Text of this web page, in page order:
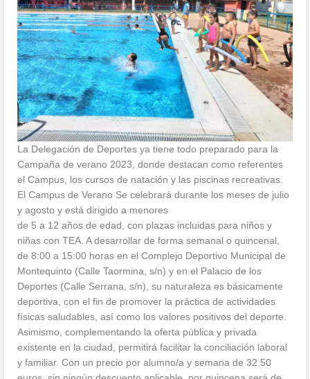
La Delegación de Deportes ya tiene todo preparado para la
Campaña de verano 2023, donde destacan como referentes
el Campus, los cursos de natación y las piscinas recreativas.
El Campus de Verano Se celebrará durante los meses de julio
y agosto y está dirigido a menores
de 5 a 12 años de edad, con plazas incluidas para niños y
niñas con TEA. A desarrollar de forma semanal o quincenal,
de 8:00 a 15:00 horas en el Complejo Deportivo Municipal de
Montequinto (Calle Taormina, s/n) y en el Palacio de los
Deportes (Calle Serrana, s/n), su naturaleza es básicamente
deportiva, con el fin de promover la práctica de actividades
físicas saludables, así como los valores positivos del deporte.
Asimismo, complementando la oferta pública y privada
existente en la ciudad, permitirá facilitar la conciliación laboral
y familiar. Con un precio por alumno/a y semana de 32.50